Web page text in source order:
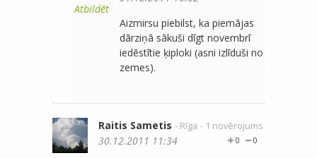
Atbildēt
Aizmirsu piebilst, ka piemājas
dārziņā sākuši dīgt novembrī
iedēstītie ķiploki (asni izlīduši no
zemes).
Raitis Sametis - Rīga - 1 novērojums
0
0
30.12.2011 11:34